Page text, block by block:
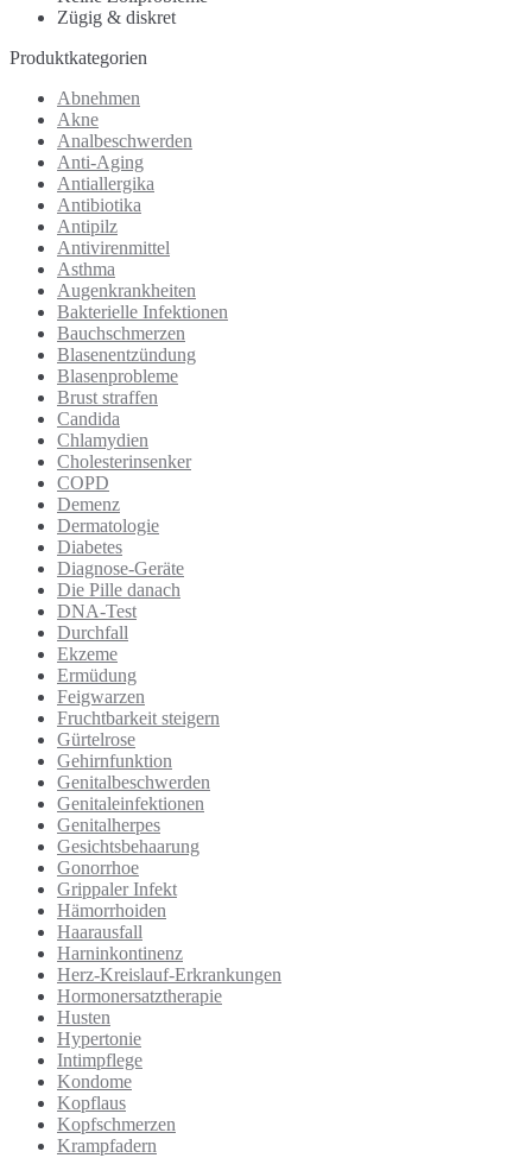
Zügig & diskret
Produktkategorien
Abnehmen
Akne
Analbeschwerden
Anti-Aging
Antiallergika
Antibiotika
Antipilz
Antivirenmittel
Asthma
Augenkrankheiten
Bakterielle Infektionen
Bauchschmerzen
Blasenentzündung
Blasenprobleme
Brust straffen
Candida
Chlamydien
Cholesterinsenker
COPD
Demenz
Dermatologie
Diabetes
Diagnose-Geräte
Die Pille danach
DNA-Test
Durchfall
Ekzeme
Ermüdung
Feigwarzen
Fruchtbarkeit steigern
Gürtelrose
Gehirnfunktion
Genitalbeschwerden
Genitaleinfektionen
Genitalherpes
Gesichtsbehaarung
Gonorrhoe
Grippaler Infekt
Hämorrhoiden
Haarausfall
Harninkontinenz
Herz-Kreislauf-Erkrankungen
Hormonersatztherapie
Husten
Hypertonie
Intimpflege
Kondome
Kopflaus
Kopfschmerzen
Krampfadern